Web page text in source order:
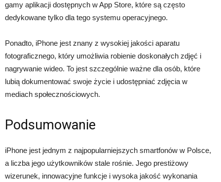
gamy aplikacji dostępnych w App Store, które są często
dedykowane tylko dla tego systemu operacyjnego.
Ponadto, iPhone jest znany z wysokiej jakości aparatu
fotograficznego, który umożliwia robienie doskonałych zdjęć i
nagrywanie wideo. To jest szczególnie ważne dla osób, które
lubią dokumentować swoje życie i udostępniać zdjęcia w
mediach społecznościowych.
Podsumowanie
iPhone jest jednym z najpopularniejszych smartfonów w Polsce,
a liczba jego użytkowników stale rośnie. Jego prestiżowy
wizerunek, innowacyjne funkcje i wysoka jakość wykonania